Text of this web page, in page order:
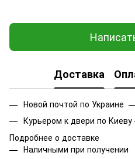
Доставка
Новой почтой по Украине
Курьером к двери по
Подробнее о доставке
Наличными при получении